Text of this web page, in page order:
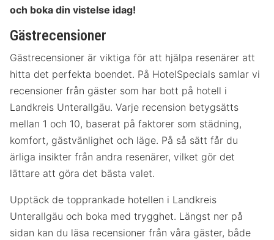
och boka din vistelse idag!
Gästrecensioner
Gästrecensioner är viktiga för att hjälpa resenärer att
hitta det perfekta boendet. På HotelSpecials samlar vi
recensioner från gäster som har bott på hotell i
Landkreis Unterallgäu. Varje recension betygsätts
mellan 1 och 10, baserat på faktorer som städning,
komfort, gästvänlighet och läge. På så sätt får du
ärliga insikter från andra resenärer, vilket gör det
lättare att göra det bästa valet.
Upptäck de topprankade hotellen i Landkreis
Unterallgäu och boka med trygghet. Längst ner på
sidan kan du läsa recensioner från våra gäster, både